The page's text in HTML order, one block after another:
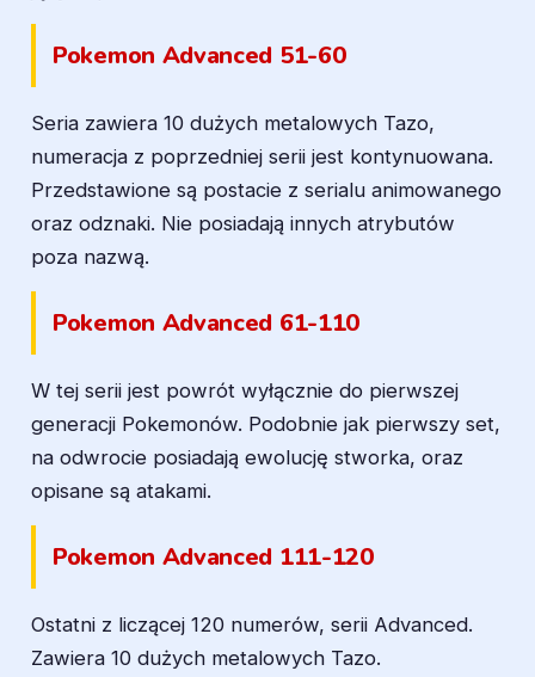
Pokemon Advanced 51-60
Seria zawiera 10 dużych metalowych Tazo,
numeracja z poprzedniej serii jest kontynuowana.
Przedstawione są postacie z serialu animowanego
oraz odznaki. Nie posiadają innych atrybutów
poza nazwą.
Pokemon Advanced 61-110
W tej serii jest powrót wyłącznie do pierwszej
generacji Pokemonów. Podobnie jak pierwszy set,
na odwrocie posiadają ewolucję stworka, oraz
opisane są atakami.
Pokemon Advanced 111-120
Ostatni z liczącej 120 numerów, serii Advanced.
Zawiera 10 dużych metalowych Tazo.